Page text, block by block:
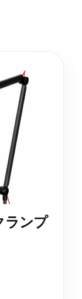
ランプ